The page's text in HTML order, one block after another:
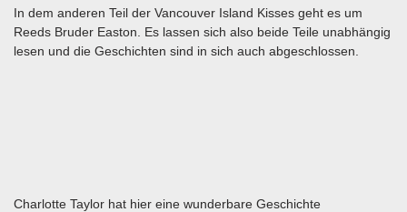
In dem anderen Teil der Vancouver Island Kisses geht es um
Reeds Bruder Easton. Es lassen sich also beide Teile unabhängig
lesen und die Geschichten sind in sich auch abgeschlossen.
Charlotte Taylor hat hier eine wunderbare Geschichte